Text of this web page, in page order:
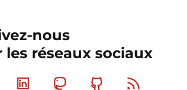
nous
les réseaux sociaux
Bluesky Linkedin MastodonGithub